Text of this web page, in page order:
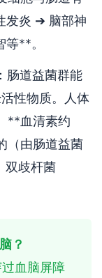
发炎 ➔ 脑部神
**。
肠道益菌群能
性物质。人体
**血清素约
（由肠道益菌
双歧杆菌
？
血脑屏障